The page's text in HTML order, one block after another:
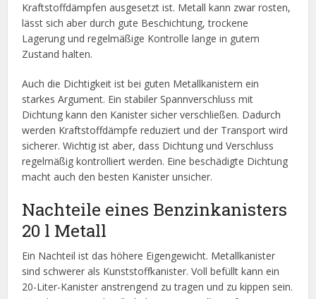
Kraftstoffdämpfen ausgesetzt ist. Metall kann zwar rosten,
lässt sich aber durch gute Beschichtung, trockene
Lagerung und regelmäßige Kontrolle lange in gutem
Zustand halten.
Auch die Dichtigkeit ist bei guten Metallkanistern ein
starkes Argument. Ein stabiler Spannverschluss mit
Dichtung kann den Kanister sicher verschließen. Dadurch
werden Kraftstoffdämpfe reduziert und der Transport wird
sicherer. Wichtig ist aber, dass Dichtung und Verschluss
regelmäßig kontrolliert werden. Eine beschädigte Dichtung
macht auch den besten Kanister unsicher.
Nachteile eines Benzinkanisters
20 l Metall
Ein Nachteil ist das höhere Eigengewicht. Metallkanister
sind schwerer als Kunststoffkanister. Voll befüllt kann ein
20-Liter-Kanister anstrengend zu tragen und zu kippen sein.